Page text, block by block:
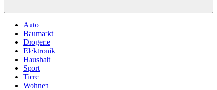
Auto
Baumarkt
Drogerie
Elektronik
Haushalt
Sport
Tiere
Wohnen